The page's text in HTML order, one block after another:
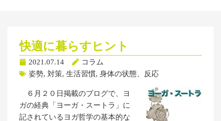
快適に暮らすヒント
2021.07.14
コラム
姿勢, 対策, 生活習慣, 身体の状態、反応
６月２０日掲載のブログで、ヨ
ガの経典「ヨーガ・スートラ」に
記されているヨガ哲学の基本的な